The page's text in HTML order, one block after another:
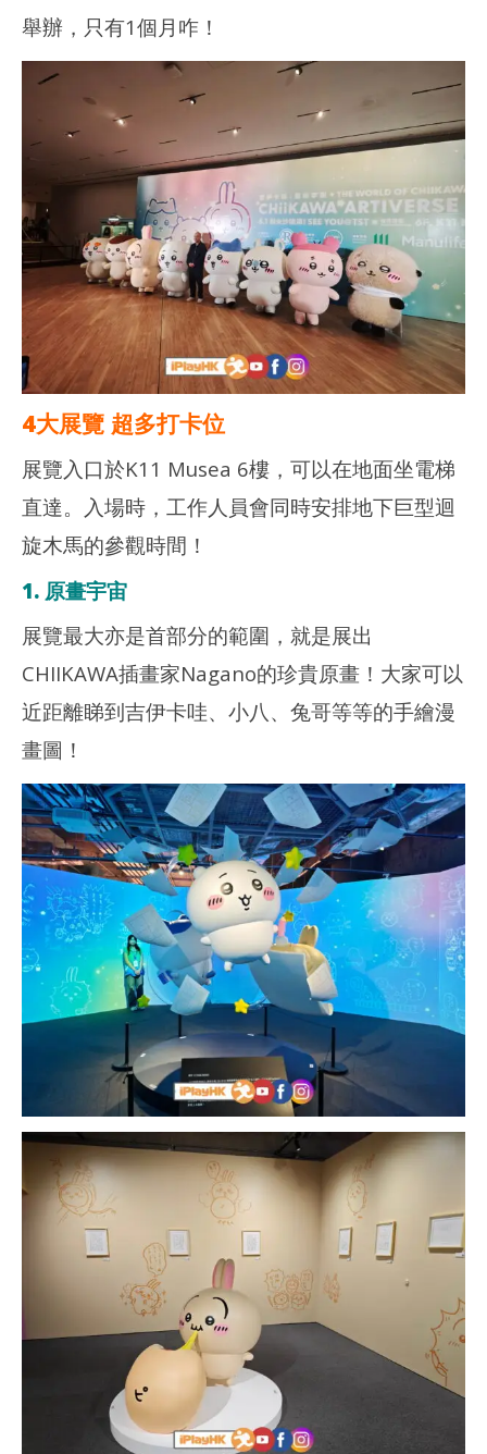
NOW VIEWING
多圖分享｜CHIIKAWA ARTIVERSE 特展2026 – 打卡位！旋轉木
2026
月 2
日
香
港
愛
玩
月 2
日
港
玩
生
舉辦，只有1個月咋！
4大展覽 超多打卡位
展覽入口於K11 Musea 6樓，可以在地面坐電梯
直達。入場時，工作人員會同時安排地下巨型迴
旋木馬的參觀時間！
1. 原畫宇宙
展覽最大亦是首部分的範圍，就是展出
CHIIKAWA插畫家Nagano的珍貴原畫！大家可以
近距離睇到吉伊卡哇、小八、兔哥等等的手繪漫
畫圖！